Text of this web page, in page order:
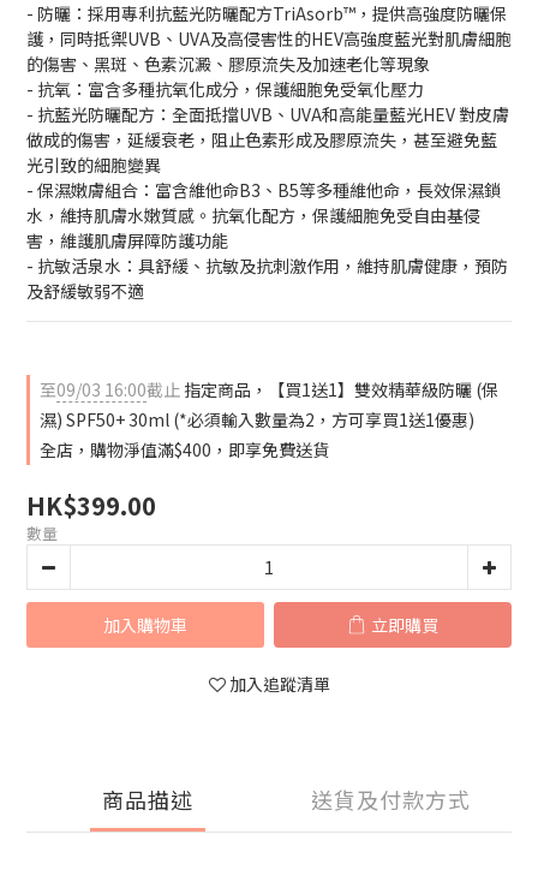
- 防曬：採用專利抗藍光防曬配方TriAsorb™，提供高強度防曬保
護，同時抵禦UVB、UVA及高侵害性的HEV高強度藍光對肌膚細胞
的傷害、黑斑、色素沉澱、膠原流失及加速老化等現象
- 抗氧：富含多種抗氧化成分，保護細胞免受氧化壓力
- 抗藍光防曬配方：全面抵擋UVB、UVA和高能量藍光HEV 對皮膚
做成的傷害，延緩衰老，阻止色素形成及膠原流失，甚至避免藍
光引致的細胞變異
- 保濕嫩膚組合：富含維他命B3、B5等多種維他命，長效保濕鎖
水，維持肌膚水嫩質感。抗氧化配方，保護細胞免受自由基侵
害，維護肌膚屏障防護功能
- 抗敏活泉水：具舒緩、抗敏及抗刺激作用，維持肌膚健康，預防
及舒緩敏弱不適
至09/03 16:00截止 指定商品，【買1送1】雙效精華級防曬 (保
濕) SPF50+ 30ml (*必須輸入數量為2，方可享買1送1優惠)
全店，購物淨值滿$400，即享免費送貨
HK$399.00
數量
加入購物車 立即購買
加入追蹤清單
商品描述 送貨及付款方式